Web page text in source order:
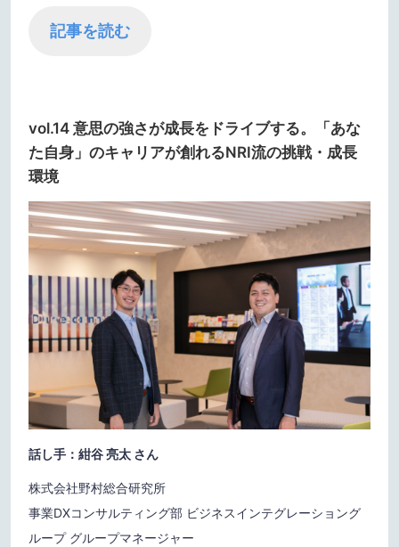
記事を読む
vol.14 意思の強さが成長をドライブする。「あな
た自身」のキャリアが創れるNRI流の挑戦・成長
環境
話し手：紺谷 亮太 さん
株式会社野村総合研究所
事業DXコンサルティング部 ビジネスインテグレーショング
ループ グループマネージャー